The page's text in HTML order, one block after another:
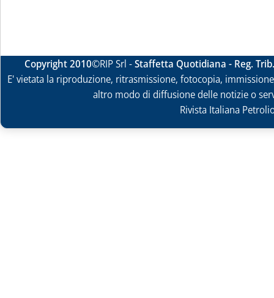
Copyright 2010©RIP Srl -Staffetta Quotidiana - Reg.
E' vietata la riproduzione, ritrasmissione, fotocopia,
altro modo di diffusione delle notizie o
Rivista Italiana